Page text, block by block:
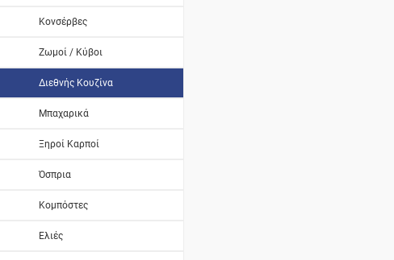
Κονσέρβες
Ζωμοί / Κύβοι
Διεθνής Κουζίνα
Μπαχαρικά
Ξηροί Καρποί
Όσπρια
Κομπόστες
Ελιές